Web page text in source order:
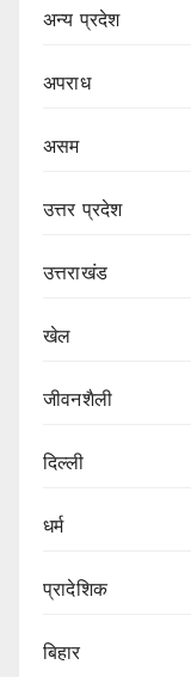
अन्य प्रदेश
अपराध
असम
उत्तर प्रदेश
उत्तराखंड
खेल
जीवनशैली
दिल्ली
धर्म
प्रादेशिक
बिहार